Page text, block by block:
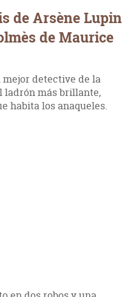
de Arsène Lupin
de Maurice
detective de la
más brillante,
habita los anaqueles.